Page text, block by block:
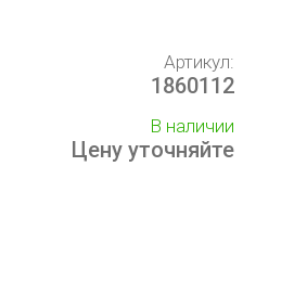
Артикул:
1860112
В наличии
Цену уточняйте